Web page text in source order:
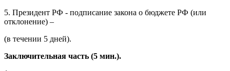
5. Президент РФ - подписание закона о бюджете РФ (или
отклонение) –
(в течении 5 дней).
Заключительная часть (5 мин.).